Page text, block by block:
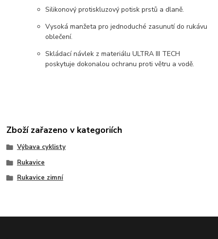
Silikonový protiskluzový potisk prstů a dlaně.
Vysoká manžeta pro jednoduché zasunutí do rukávu
oblečení.
Skládací návlek z materiálu ULTRA III TECH
poskytuje dokonalou ochranu proti větru a vodě.
Zboží zařazeno v kategoriích
Výbava cyklisty
Rukavice
Rukavice zimní